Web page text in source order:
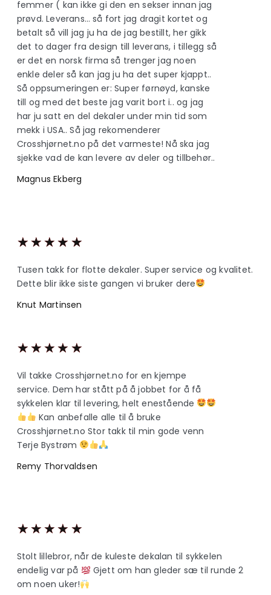
femmer ( kan ikke gi den en sekser innan jag
prøvd. Leverans… så fort jag dragit kortet og
betalt så vill jag ju ha de jag bestillt, her gikk
det to dager fra design till leverans, i tillegg så
er det en norsk firma så trenger jag noen
enkle deler så kan jag ju ha det super kjappt..
Så oppsumeringen er: Super førnøyd, kanske
till og med det beste jag varit bort i.. og jag
har ju satt en del dekaler under min tid som
mekk i USA.. Så jag rekomenderer
Crosshjørnet.no på det varmeste! Nå ska jag
sjekke vad de kan levere av deler og tillbehør..
Magnus Ekberg
★ ★ ★ ★ ★
Tusen takk for flotte dekaler. Super service og kvalitet.
Dette blir ikke siste gangen vi bruker dere
Knut Martinsen
★ ★ ★ ★ ★
Vil takke Crosshjørnet.no for en kjempe
service. Dem har stått på å jobbet for å få
sykkelen klar til levering, helt enestående
Kan anbefalle alle til å bruke
Crosshjørnet.no Stor takk til min gode venn
Terje Bystrøm
Remy Thorvaldsen
★ ★ ★ ★ ★
Stolt lillebror, når de kuleste dekalan til sykkelen
endelig var på
Gjett om han gleder sæ til runde 2
om noen uker!